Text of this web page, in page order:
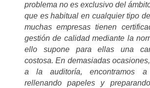
problema no es exclusivo del
que es habitual en cualquier tipo
muchas empresas tienen
gestión de calidad mediante la
ello supone para ellas una
costosa. En demasiadas
a la auditoría, encontramos
rellenando papeles y